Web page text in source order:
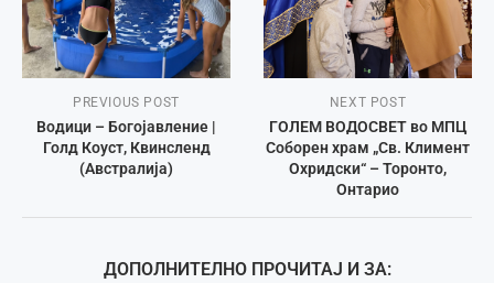
PREVIOUS POST
Водици – Богојавление |
Голд Коуст, Квинсленд
(Австралија)
NEXT POST
ГОЛЕМ ВОДОСВЕТ во МПЦ
Соборен храм „Св. Климент
Охридски“ – Торонто,
Онтарио
ДОПОЛНИТЕЛНО ПРОЧИТАЈ И ЗА: